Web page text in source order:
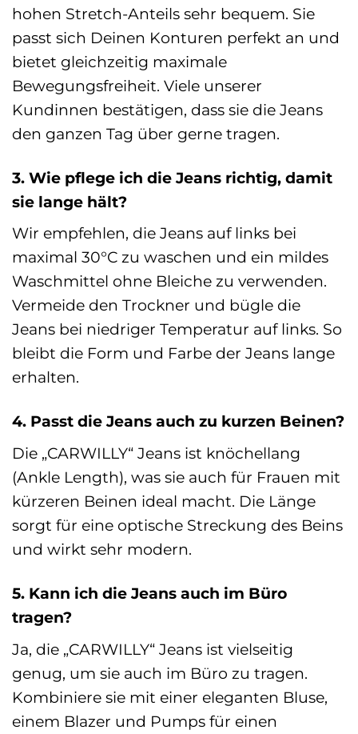
hohen Stretch-Anteils sehr bequem. Sie
passt sich Deinen Konturen perfekt an und
bietet gleichzeitig maximale
Bewegungsfreiheit. Viele unserer
Kundinnen bestätigen, dass sie die Jeans
den ganzen Tag über gerne tragen.
3. Wie pflege ich die Jeans richtig, damit
sie lange hält?
Wir empfehlen, die Jeans auf links bei
maximal 30°C zu waschen und ein mildes
Waschmittel ohne Bleiche zu verwenden.
Vermeide den Trockner und bügle die
Jeans bei niedriger Temperatur auf links. So
bleibt die Form und Farbe der Jeans lange
erhalten.
4. Passt die Jeans auch zu kurzen Beinen?
Die „CARWILLY“ Jeans ist knöchellang
(Ankle Length), was sie auch für Frauen mit
kürzeren Beinen ideal macht. Die Länge
sorgt für eine optische Streckung des Beins
und wirkt sehr modern.
5. Kann ich die Jeans auch im Büro
tragen?
Ja, die „CARWILLY“ Jeans ist vielseitig
genug, um sie auch im Büro zu tragen.
Kombiniere sie mit einer eleganten Bluse,
einem Blazer und Pumps für einen